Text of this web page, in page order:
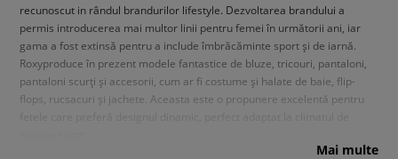
recunoscut in rândul brandurilor lifestyle. Dezvoltarea brandului a
permis introducerea mai multor linii pentru femei în următorii ani, iar
gama a fost extinsă pentru a include îmbrăcăminte sport și de iarnă.
Roxyproduce în prezent modele fantastice de bluze, tricouri, pantaloni,
pantaloni scurți și accesorii, cum ar fi costume și halate de baie, flip-
flops, rucsacuri și jachete. Aceasta este o propunere excelentă pentru
Mai multe